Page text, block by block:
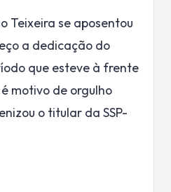
Teixeira se aposentou
a dedicação do
que esteve à frente
motivo de orgulho
o titular da SSP-